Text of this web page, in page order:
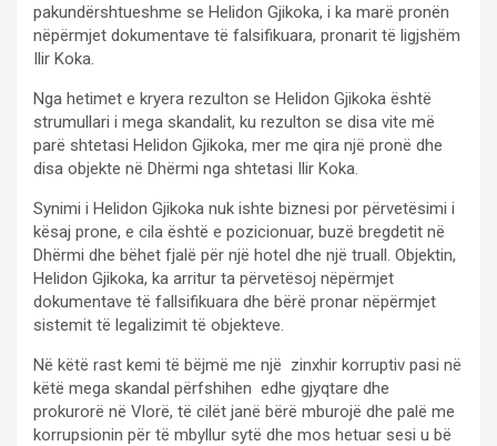
pakundërshtueshme se Helidon Gjikoka, i ka marë pronën
nëpërmjet dokumentave të falsifikuara, pronarit të ligjshëm
Ilir Koka.
Nga hetimet e kryera rezulton se Helidon Gjikoka është
strumullari i mega skandalit, ku rezulton se disa vite më
parë shtetasi Helidon Gjikoka, mer me qira një pronë dhe
disa objekte në Dhërmi nga shtetasi Ilir Koka.
Synimi i Helidon Gjikoka nuk ishte biznesi por përvetësimi i
kësaj prone, e cila është e pozicionuar, buzë bregdetit në
Dhërmi dhe bëhet fjalë për një hotel dhe një truall. Objektin,
Helidon Gjikoka, ka arritur ta përvetësoj nëpërmjet
dokumentave të fallsifikuara dhe bërë pronar nëpërmjet
sistemit të legalizimit të objekteve.
Në këtë rast kemi të bëjmë me një zinxhir korruptiv pasi në
këtë mega skandal përfshihen edhe gjyqtare dhe
prokurorë në Vlorë, të cilët janë bërë mburojë dhe palë me
korrupsionin për të mbyllur sytë dhe mos hetuar sesi u bë